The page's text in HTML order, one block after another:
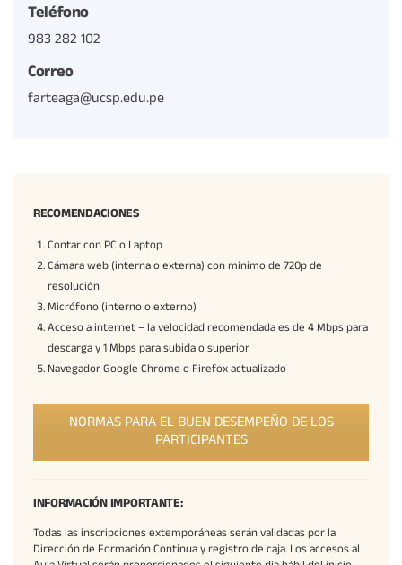
Teléfono
983 282 102
Correo
farteaga@ucsp.edu.pe
RECOMENDACIONES
Contar con PC o Laptop
Cámara web (interna o externa) con mínimo de 720p de
resolución
Micrófono (interno o externo)
Acceso a internet – la velocidad recomendada es de 4 Mbps para
descarga y 1 Mbps para subida o superior
Navegador Google Chrome o Firefox actualizado
NORMAS PARA EL BUEN DESEMPEÑO DE LOS
PARTICIPANTES
INFORMACIÓN IMPORTANTE:
Todas las inscripciones extemporáneas serán validadas por la
Dirección de Formación Continua y registro de caja. Los accesos al